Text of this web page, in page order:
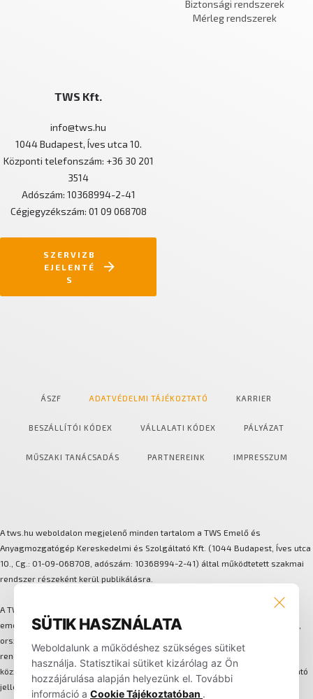
SÜTIK HASZNÁLATA
Weboldalunk a működéshez szükséges sütiket
használja. Statisztikai sütiket kizárólag az Ön
hozzájárulása alapján helyezünk el. További
információ a Cookie Tájékoztatóban .
Biztonsági rendszerek
Mérleg rendszerek
TWS Kft.
info@tws.hu
1044 Budapest, Íves utca 10.
Központi telefonszám: +36 30 201
3514
Adószám: 10368994-2-41
Cégjegyzékszám: 01 09 068708
SZERVIZB
EJELENTÉ
S
ÁSZF ADATVÉDELMI TÁJÉKOZTATÓ KARRIER
BESZÁLLÍTÓI KÓDEX VÁLLALATI KÓDEX PÁLYÁZAT
MŰSZAKI TANÁCSADÁS PARTNEREINK IMPRESSZUM
A tws.hu weboldalon megjelenő minden tartalom a TWS Emelő és
Anyagmozgatógép Kereskedelmi és Szolgáltató Kft. (1044 Budapest, Íves utca
10., Cg.: 01-09-068708, adószám: 10368994-2-41) által működtetett szakmai
rendszer részeként kerül publikálásra.
A TWS több márkát és technológiát integráló anyagmozgatási és
emeléstechnikai megoldásokat biztosít. A háttérben központi szervizhálózat,
országos lefedettségű alkatrész-logisztika, flotta-bérleti és karbantartási
rendszer, valamint egységes ügyfélkezelési folyamat működik. Az oldalon
közzétett képek, műszaki adatok, leírások és információk kizárólag tájékoztató
jellegűek, nem minősülnek hivatalos ajánlatnak. A weboldalon nem történik